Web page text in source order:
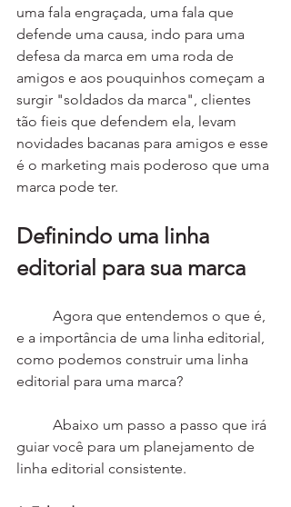
uma fala engraçada, uma fala que
defende uma causa, indo para uma
defesa da marca em uma roda de
amigos e aos pouquinhos começam a
surgir "soldados da marca", clientes
tão fieis que defendem ela, levam
novidades bacanas para amigos e esse
é o marketing mais poderoso que uma
marca pode ter.
Definindo uma linha
editorial para sua marca
e a importância de uma linha editorial,
como podemos construir uma linha
editorial para uma marca?
guiar você para um planejamento de
linha editorial consistente.